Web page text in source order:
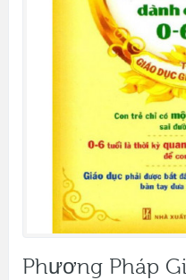
Phương Pháp